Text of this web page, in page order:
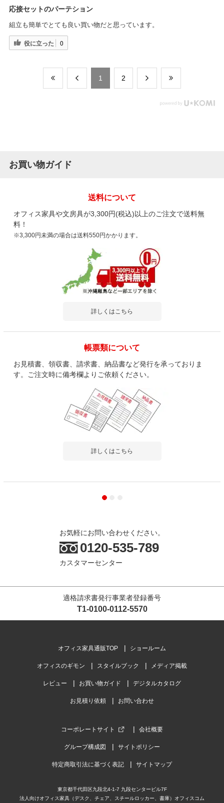
応接セットのパーテション
組立も簡単でとても良い買い物だと思っています。
役に立った 0
​1 ​2
お買い物ガイド
送料について
オフィス家具や文房具が3,300円(税込)以上のご注文で送料無
料！
※3,300円未満の場合は送料550円かかります。
詳しくはこちら
帳票類について
お見積書、領収書、請求書、納品書など発行を承っておりま
す。ご注文時に備考欄よりご依頼ください。
詳しくはこちら
お気軽にお問い合わせください。
0120-535-789
カスタマーセンター
適格請求書発行事業者登録番号
T1-0100-0112-5570
オフィス家具通販TOP ショールーム
オフィスのギモン スタイルブック メディア掲載
レビュー お買い物ガイド デジタルカタログ
お見積り依頼 お問い合わせ
コーポレートサイト 会社概要
グループ構成図 サイトポリシー
特定商取引法に基づく表記 サイトマップ
東京都千代田区九段北4-1-7 九段センタービル7F
法人向けオフィス家具（デスク、チェア、スチールロッカー、書庫）オフィスコム